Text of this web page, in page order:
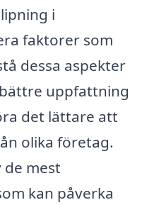
i
faktorer som
dessa aspekter
uppfattning
det lättare att
olika företag.
de mest
kan påverka